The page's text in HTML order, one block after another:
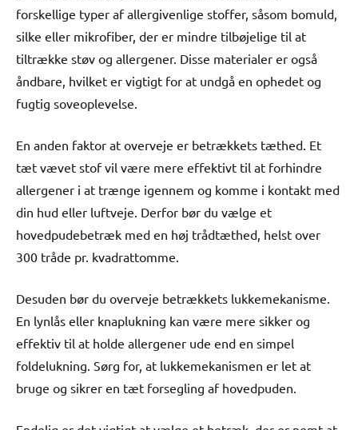
forskellige typer af allergivenlige stoffer, såsom bomuld,
silke eller mikrofiber, der er mindre tilbøjelige til at
tiltrække støv og allergener. Disse materialer er også
åndbare, hvilket er vigtigt for at undgå en ophedet og
fugtig soveoplevelse.
En anden faktor at overveje er betrækkets tæthed. Et
tæt vævet stof vil være mere effektivt til at forhindre
allergener i at trænge igennem og komme i kontakt med
din hud eller luftveje. Derfor bør du vælge et
hovedpudebetræk med en høj trådtæthed, helst over
300 tråde pr. kvadrattomme.
Desuden bør du overveje betrækkets lukkemekanisme.
En lynlås eller knaplukning kan være mere sikker og
effektiv til at holde allergener ude end en simpel
foldelukning. Sørg for, at lukkemekanismen er let at
bruge og sikrer en tæt forsegling af hovedpuden.